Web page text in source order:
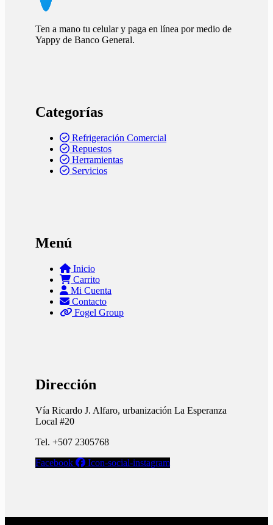
Ten a mano tu celular y paga en línea por medio de
Yappy de Banco General.
Categorías
Refrigeración Comercial
Repuestos
Herramientas
Servicios
Menú
Inicio
Carrito
Mi Cuenta
Contacto
Fogel Group
Dirección
Vía Ricardo J. Alfaro, urbanización La Esperanza
Local #20
Tel. +507 2305768
Facebook
Icon-social-instagram